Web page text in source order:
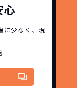
心
に少なく、 現